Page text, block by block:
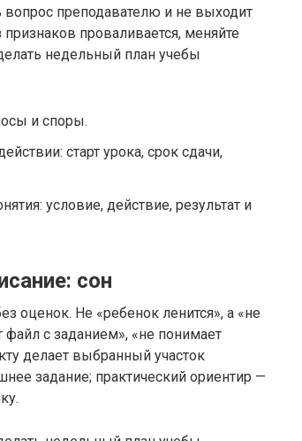
преподавателю и не выходит
проваливается, меняйте
недельный план учебы
и споры.
старт урока, срок сдачи,
условие, действие, результат и
сон
оценок. Не «ребенок ленится», а «не
файл с заданием», «не понимает
делает выбранный участок
задание; практический ориентир —